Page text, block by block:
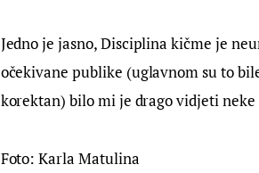
Jedno je jasno, Disciplina kičme je
očekivane publike (uglavnom su to
korektan) bilo mi je drago vidjeti neke
Foto: Karla Matulina